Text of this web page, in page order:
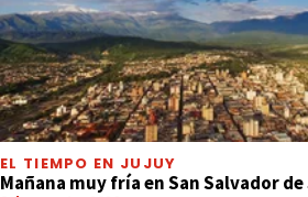
EL TIEMPO EN JUJUY
Mañana muy fría en San Salvador